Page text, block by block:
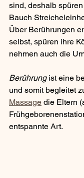
sind, deshalb
Bauch
Über Berührungen
selbst, spüren ihre
nehmen auch die
Berührung ist eine
und somit begleitet
Massage die Eltern
entspannte Art.